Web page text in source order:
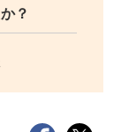
？